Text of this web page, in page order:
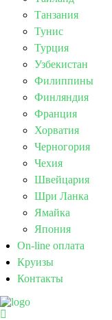
Танзания
Тунис
Турция
Узбекистан
Филиппины
Финляндия
Франция
Хорватия
Черногория
Чехия
Швейцария
Шри Ланка
Ямайка
Япония
On-line оплата
Круизы
Контакты